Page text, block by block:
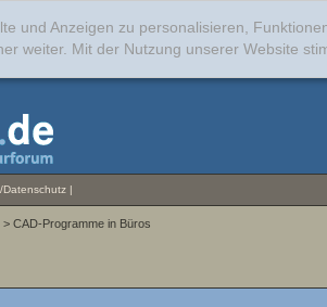
und Anzeigen zu personalisieren,
weiter. Mit der Nutzung unserer Website
Datenschutz |
> CAD-Programme in Büros